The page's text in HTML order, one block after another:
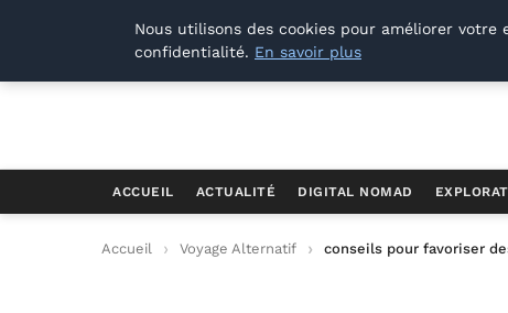
Offways.fr
ACCUEIL ACTUALITÉ DIGITAL NOMAD
Accueil Voyage Alternatif conseils pour favoriser
Nous utilisons des cookies pour améliorer
confidentialité. En savoir plus